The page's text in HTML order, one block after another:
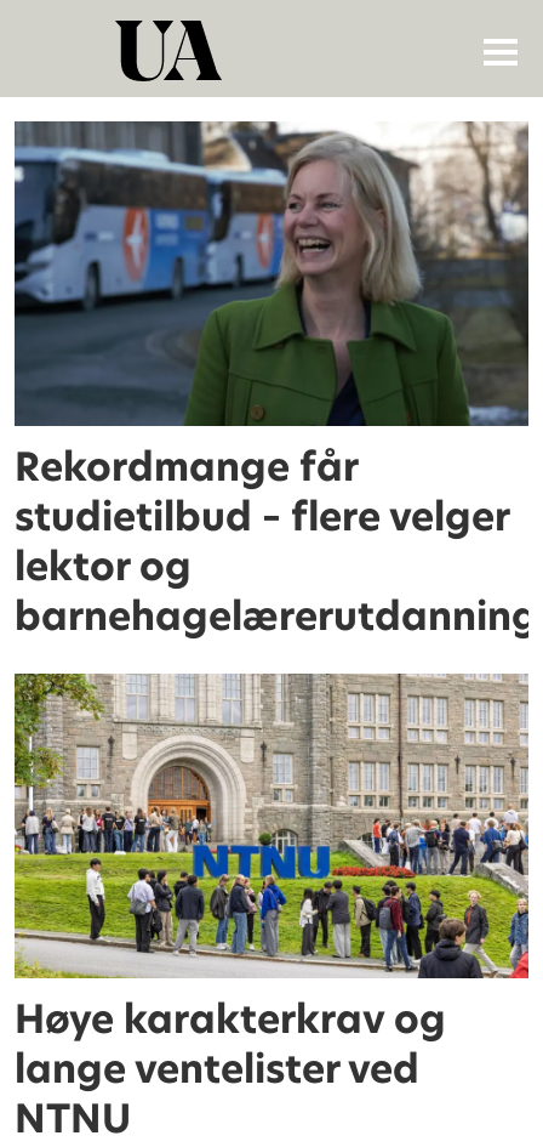
Tag:
samordna
opptak
Rekordmange får
studietilbud – flere velger
lektor og
barnehagelærerutdanning
Høye karakterkrav og
lange ventelister ved
NTNU